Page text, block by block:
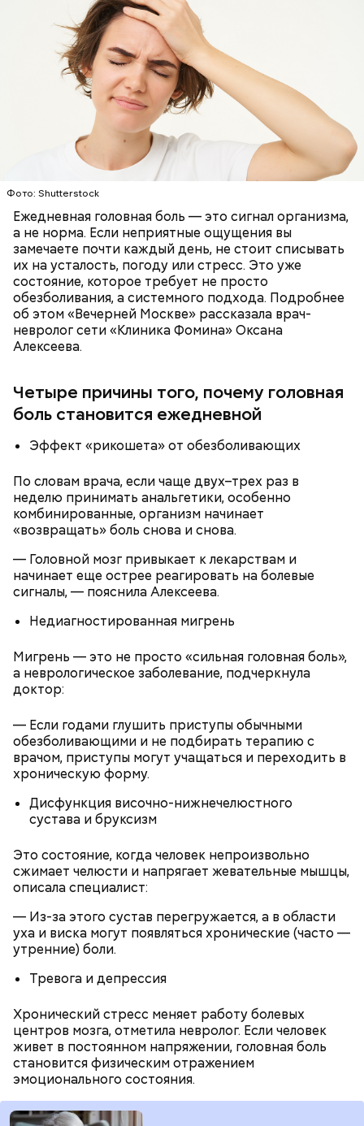
Фото: Shutterstock
Ежедневная головная боль — это сигнал организма,
а не норма. Если неприятные ощущения вы
замечаете почти каждый день, не стоит списывать
их на усталость, погоду или стресс. Это уже
состояние, которое требует не просто
обезболивания, а системного подхода. Подробнее
об этом «Вечерней Москве» рассказала врач-
невролог сети «Клиника Фомина» Оксана
Алексеева.
Четыре причины того, почему головная
боль становится ежедневной
Эффект «рикошета» от обезболивающих
По словам врача, если чаще двух–трех раз в
неделю принимать анальгетики, особенно
комбинированные, организм начинает
«возвращать» боль снова и снова.
— Головной мозг привыкает к лекарствам и
начинает еще острее реагировать на болевые
сигналы, — пояснила Алексеева.
Недиагностированная мигрень
Мигрень — это не просто «сильная головная боль»,
а неврологическое заболевание, подчеркнула
доктор:
— Если годами глушить приступы обычными
обезболивающими и не подбирать терапию с
врачом, приступы могут учащаться и переходить в
хроническую форму.
Дисфункция височно-нижнечелюстного
сустава и бруксизм
Это состояние, когда человек непроизвольно
сжимает челюсти и напрягает жевательные мышцы,
описала специалист:
— Из-за этого сустав перегружается, а в области
уха и виска могут появляться хронические (часто —
утренние) боли.
Тревога и депрессия
Хронический стресс меняет работу болевых
центров мозга, отметила невролог. Если человек
живет в постоянном напряжении, головная боль
становится физическим отражением
эмоционального состояния.
Противень ставится в духовку, разогретую до 180–
190 градусов. Спагетти из кабачка нужно запекать
Уберут отеки и улучшат зрение:
диетолог Соломатина рассказала
Кабачки, тушеные с курицей
Ингредиенты:
соль, перец по вкусу;
свежий базилик;
сливки жирностью 20 процентов.
Как приготовить домашний
майонез: три простых рецепта
Эндокринолог Куликова
объяснила, в чем заключается
польза сезонных овощей и
Также не нужно есть дыню до корки, потому что
именно там скапливаются нитраты. И важно
тщательно ее мыть, чтобы не отравиться, добавила
собеседница «ВМ».
Как выбрать дыню
При выборе дыни эксперт посоветовала
ориентироваться на запах:
пахнет, значит, ее созревание ускорили или
сорвали недозревшей. Она может быть мягкой, но
будет безвкусной.